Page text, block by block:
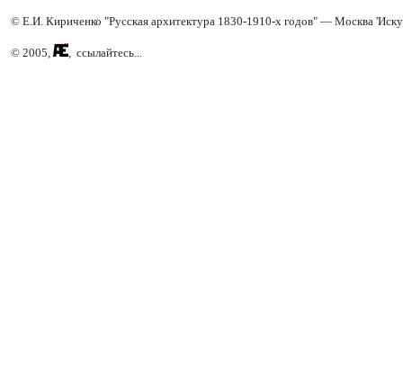
© Е.И. Кириченко "Русская архитектура 1830-1910-х годов" — Москва
© 2005, , ссылайтесь...